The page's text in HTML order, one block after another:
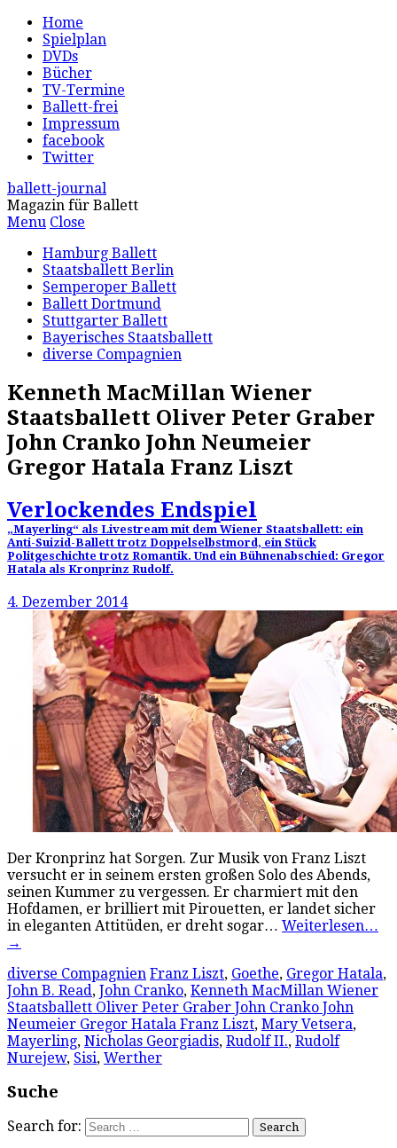
Home
Spielplan
DVDs
Bücher
TV-Termine
Ballett-frei
Impressum
facebook
Twitter
ballett-journal
Magazin für Ballett
Menu Close
Hamburg Ballett
Staatsballett Berlin
Semperoper Ballett
Ballett Dortmund
Stuttgarter Ballett
Bayerisches Staatsballett
diverse Compagnien
Kenneth MacMillan Wiener
Staatsballett Oliver Peter Graber
John Cranko John Neumeier
Gregor Hatala Franz Liszt
Verlockendes Endspiel
„Mayerling“ als Livestream mit dem Wiener Staatsballett: ein
Anti-Suizid-Ballett trotz Doppelselbstmord, ein Stück
Politgeschichte trotz Romantik. Und ein Bühnenabschied: Gregor
Hatala als Kronprinz Rudolf.
4. Dezember 2014
Der Kronprinz hat Sorgen. Zur Musik von Franz Liszt
versucht er in seinem ersten großen Solo des Abends,
seinen Kummer zu vergessen. Er charmiert mit den
Hofdamen, er brilliert mit Pirouetten, er landet sicher
in eleganten Attitüden, er dreht sogar… Weiterlesen…
→
diverse Compagnien Franz Liszt, Goethe, Gregor Hatala,
John B. Read, John Cranko, Kenneth MacMillan Wiener
Staatsballett Oliver Peter Graber John Cranko John
Neumeier Gregor Hatala Franz Liszt, Mary Vetsera,
Mayerling, Nicholas Georgiadis, Rudolf II., Rudolf
Nurejew, Sisi, Werther
Suche
Search for: